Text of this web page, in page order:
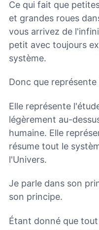
Ce qui fait que
et grandes roues
vous arrivez de
petit avec toujours
système.
Donc que
Elle représente
légèrement au-
humaine. Elle
résume tout le
l'Univers.
Je parle dans son
son principe.
Étant donné que